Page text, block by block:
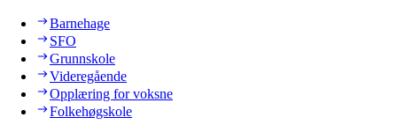
Barnehage
SFO
Grunnskole
Videregående
Opplæring for voksne
Folkehøgskole